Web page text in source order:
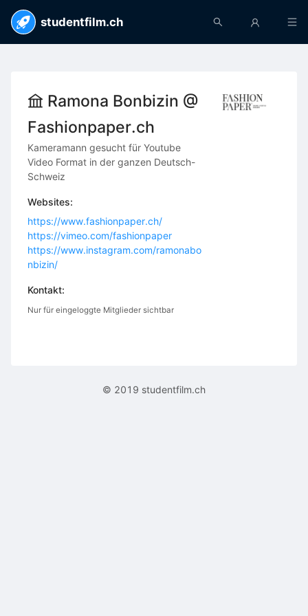
studentfilm.ch
Ramona Bonbizin @
Fashionpaper.ch
Kameramann gesucht für Youtube
Video Format in der ganzen Deutsch-
Schweiz
Websites:
https://www.fashionpaper.ch/
https://vimeo.com/fashionpaper
https://www.instagram.com/ramonabo
nbizin/
Kontakt:
Nur für eingeloggte Mitglieder sichtbar
© 2019 studentfilm.ch